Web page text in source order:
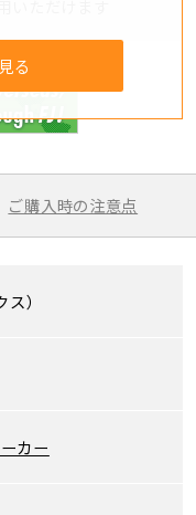
る
ただけます
ご購入時の注意点
ス）
カー